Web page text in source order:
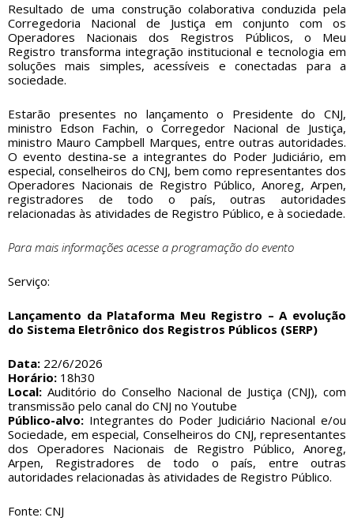
Resultado de uma construção colaborativa conduzida pela
Corregedoria Nacional de Justiça em conjunto com os
Operadores Nacionais dos Registros Públicos, o Meu
Registro transforma integração institucional e tecnologia em
soluções mais simples, acessíveis e conectadas para a
sociedade.
Estarão presentes no lançamento o Presidente do CNJ,
ministro Edson Fachin, o Corregedor Nacional de Justiça,
ministro Mauro Campbell Marques, entre outras autoridades.
O evento destina-se a integrantes do Poder Judiciário, em
especial, conselheiros do CNJ, bem como representantes dos
Operadores Nacionais de Registro Público, Anoreg, Arpen,
registradores de todo o país, outras autoridades
relacionadas às atividades de Registro Público, e à sociedade.
Para mais informações acesse a programação do evento
Serviço:
Lançamento da Plataforma Meu Registro – A evolução
do Sistema Eletrônico dos Registros Públicos (SERP)
Data: 22/6/2026
Horário: 18h30
Local: Auditório do Conselho Nacional de Justiça (CNJ), com
transmissão pelo canal do CNJ no Youtube
Público-alvo: Integrantes do Poder Judiciário Nacional e/ou
Sociedade, em especial, Conselheiros do CNJ, representantes
dos Operadores Nacionais de Registro Público, Anoreg,
Arpen, Registradores de todo o país, entre outras
autoridades relacionadas às atividades de Registro Público.
Fonte: CNJ